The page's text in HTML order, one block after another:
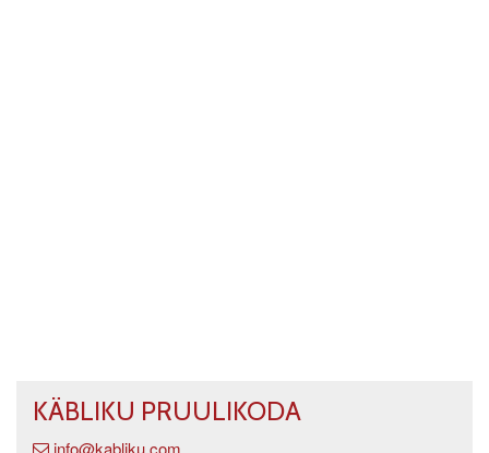
KÄBLIKU PRUULIKODA
info@kabliku.com